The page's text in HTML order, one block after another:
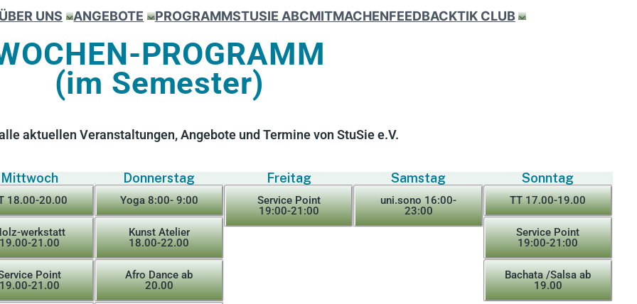
UNS ANGEBOTE PROGRAMMSTUSIE ABCMITMACHENFEEDBACKTIK CLUB
PROGRAMM
(im Semester)
aktuellen Veranstaltungen, Angebote und Termine von StuSie e.V.
Mittwoch
18.00-20.00
werkstatt
19.00-21.00
Point
19.00-21.00
Donnerstag
Yoga 8:00- 9:00
Kunst Atelier
18.00-22.00
Afro Dance ab
20.00
Freitag
Service Point
19:00-21:00
Samstag
uni.sono 16:00-
23:00
Sonntag
TT 17.00-19.00
Service Point
19:00-21:00
Bachata /Salsa ab
19.00